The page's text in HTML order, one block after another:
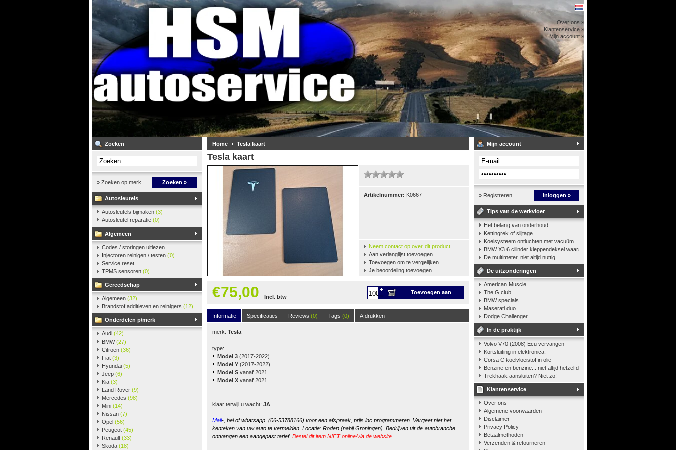
Over ons »
Klantenservice »
Mijn account »
Zoeken
» Zoeken op merk Zoeken »
Autosleutels
Autosleutels bijmaken (3)
Autosleutel reparatie (0)
Algemeen
Codes / storingen uitlezen
Injectoren reinigen / testen (0)
Service reset
TPMS sensoren (0)
Gereedschap
Algemeen (32)
Brandstof additieven en reinigers (12)
Onderdelen p/merk
Audi (42)
BMW(27)
Citroen (36)
Fiat (3)
Hyundai (5)
Jeep (6)
Kia (3)
Land Rover (9)
Mercedes (98)
Mini (14)
Nissan (7)
Opel (56)
Peugeot (45)
Renault (33)
Skoda (18)
Home Tesla kaart
Tesla kaart
Artikelnummer: K0667
Neem contact op over dit product
Aan verlanglijst toevoegen
Toevoegen om te vergelijken
Je beoordeling toevoegen
€75,00 Incl. btw
Toevoegen aan
Informatie
Specificaties Reviews (0) Tags (0) Afdrukken
merk: Tesla
type:
Model 3 (2017-2022)
Model Y (2017-2022)
Model S vanaf 2021
Model X vanaf 2021
klaar terwijl u wacht: JA
Mail-, bel of whatsapp (06-53788166) voor een afspraak, prijs inc programmeren. Vergeet niet het
kenteken van uw auto te vermelden. Locatie: Roden (nabij Groningen). Bedrijven uit de autobranche
ontvangen een aangepast tarief. Bestel dit item NIET online/via de website.
Mijn account
» Registreren Inloggen »
Tips van de werkvloer
Het belang van onderhoud
Kettingrek of slijtage
Koelsysteem ontluchten met vacuüm
BMW X3 6 cilinder kleppendeksel waarshuwing
De multimeter, niet altijd nuttig
De uitzonderingen
American Muscle
The G club
BMW specials
Maserati duo
Dodge Challenger
In de praktijk
Volvo V70 (2008) Ecu vervangen
Kortsluiting in elektronica.
Corsa C koelvloeistof in olie
Benzine en benzine... niet altijd hetzelfde
Trekhaak aansluiten? Niet zo!
Klantenservice
Over ons
Algemene voorwaarden
Disclaimer
Privacy Policy
Betaalmethoden
Verzenden & retourneren